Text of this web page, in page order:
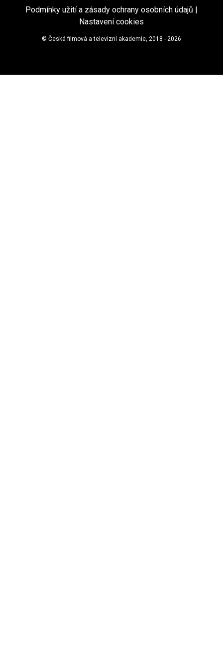
Podmínky užití a zásady ochrany osobních údajů |
Nastavení cookies
© Česká filmová a televizní akademie, 2018 - 2026